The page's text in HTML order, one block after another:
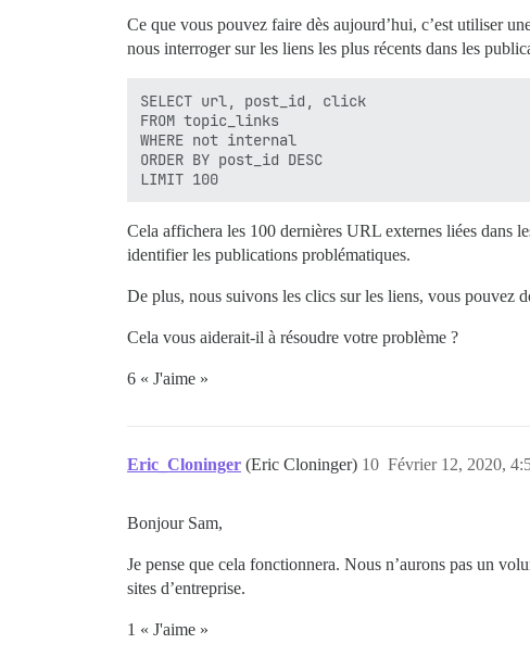
Ce que vous pouvez faire dès aujourd’hui, c’est utiliser
nous interroger sur les liens les plus récents dans les
SELECT url, post_id, click
FROM topic_links
WHERE not internal
ORDER BY post_id DESC
Cela affichera les 100 dernières URL externes liées dans
identifier les publications problématiques.
De plus, nous suivons les clics sur les liens, vous pouvez
Cela vous aiderait-il à résoudre votre problème ?
6 « J'aime »
Eric_Cloninger (Eric Cloninger) Février 12, 2020,
10
Bonjour Sam,
Je pense que cela fonctionnera. Nous n’aurons pas un
sites d’entreprise.
1 « J'aime »